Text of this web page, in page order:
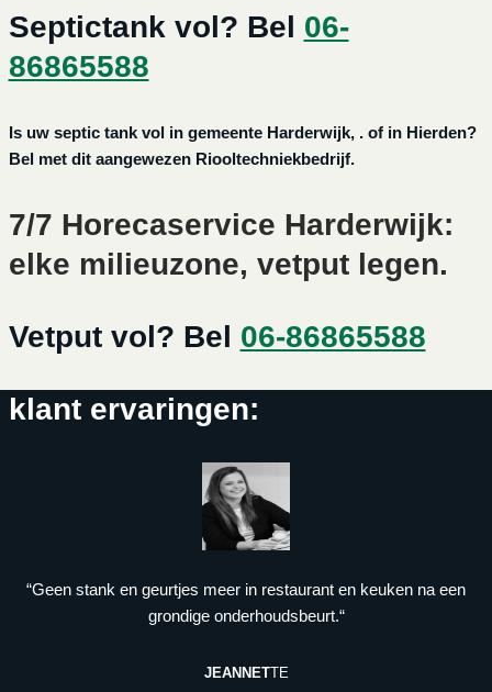
Septictank vol? Bel 06-
86865588
Is uw septic tank vol in gemeente Harderwijk, . of in Hierden?
Bel met dit aangewezen Riooltechniekbedrijf.
7/7 Horecaservice Harderwijk:
elke milieuzone, vetput legen.
Vetput vol? Bel 06-86865588
klant ervaringen:
“Geen stank en geurtjes meer in restaurant en keuken na een
grondige onderhoudsbeurt.“
JEANNETTE